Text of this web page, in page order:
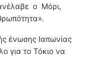
ο Μόρι,
ένωσης Ιαπωνίας
για το Τόκιο να